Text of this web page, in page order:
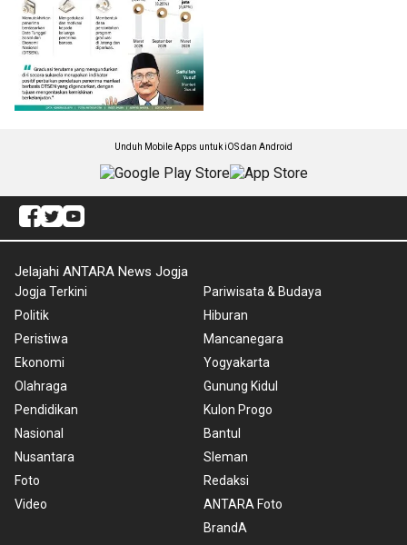
Unduh Mobile Apps untuk iOS dan Android
Jelajahi ANTARA News Jogja
Jogja Terkini
Politik
Peristiwa
Ekonomi
Olahraga
Pendidikan
Nasional
Nusantara
Foto
Video
Pariwisata & Budaya
Hiburan
Mancanegara
Yogyakarta
Gunung Kidul
Kulon Progo
Bantul
Sleman
Redaksi
ANTARA Foto
BrandA